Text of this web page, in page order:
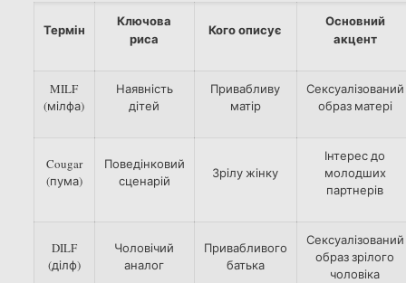
Термін
Ключова
риса
Кого описує
Основний
акцент
MILF
(мілфа)
Наявність
дітей
Привабливу
матір
Сексуалізований
образ матері
Cougar
(пума)
Поведінковий
сценарій
Зрілу жінку
Інтерес до
молодших
партнерів
DILF
(ділф)
Чоловічий
аналог
Привабливого
батька
Сексуалізований
образ зрілого
чоловіка